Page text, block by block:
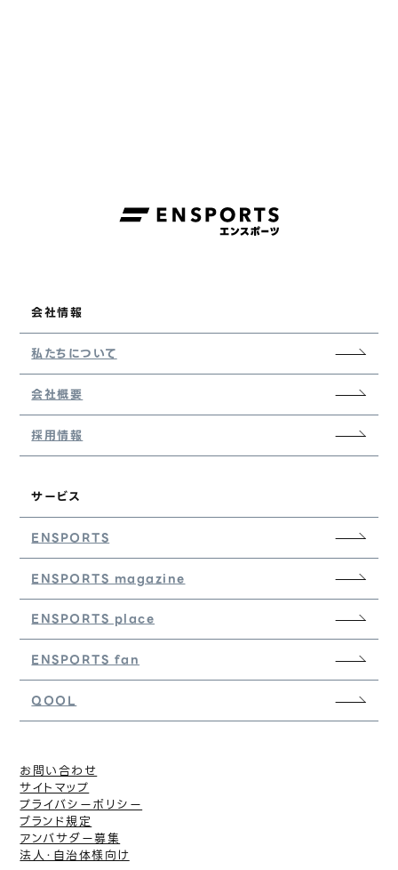
会社情報
私たちについて
会社概要
採用情報
サービス
ENSPORTS
ENSPORTS magazine
ENSPORTS place
ENSPORTS fan
QOOL
お問い合わせ
サイトマップ
プライバシーポリシー
ブランド規定
アンバサダー募集
法人・自治体様向け